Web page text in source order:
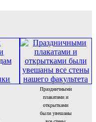
Праздничными
плакатами и
открытками
были увешаны